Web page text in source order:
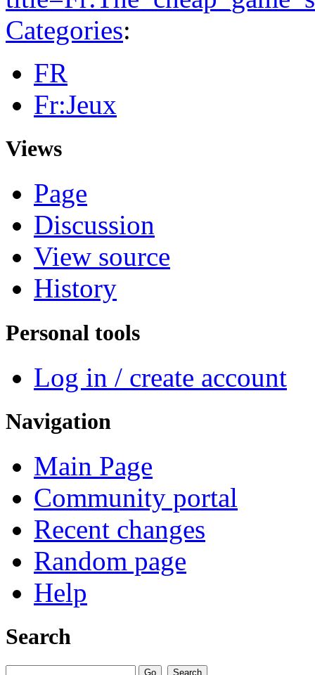
Categories:
FR
Fr:Jeux
Views
Page
Discussion
View source
History
Personal tools
Log in / create account
Navigation
Main Page
Community portal
Recent changes
Random page
Help
Search